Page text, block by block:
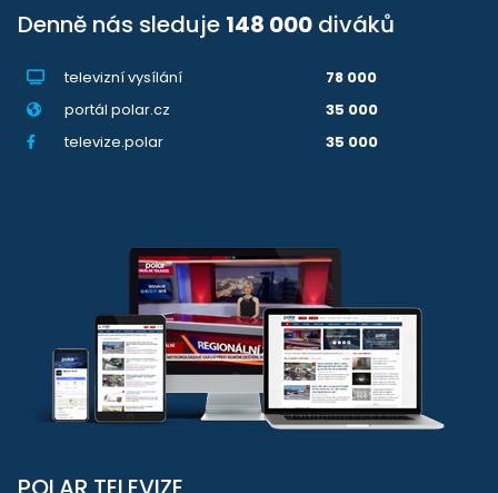
Denně nás sleduje 148 000 diváků
televizní vysílání
78 000
portál polar.cz
35 000
televize.polar
35 000